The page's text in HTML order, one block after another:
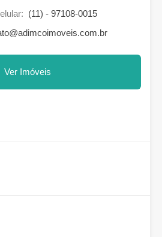
(11) - 97108-0015
Ver Imóveis